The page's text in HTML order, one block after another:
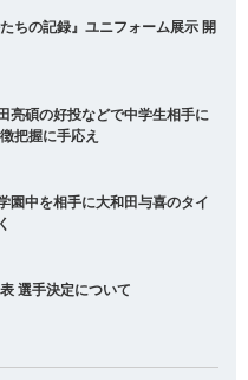
ちの記録』ユニフォーム展示 開
亮碩の好投などで中学生相手に
把握に手応え
園中を相手に大和田与喜のタイ
選手決定について